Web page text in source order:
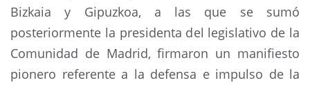
Bizkaia y Gipuzkoa, a las que se sumó
posteriormente la presidenta del legislativo de la
Comunidad de Madrid, firmaron un manifiesto
pionero referente a la defensa e impulso de la